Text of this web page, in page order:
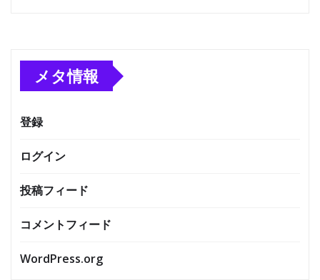
メタ情報
登録
ログイン
投稿フィード
コメントフィード
WordPress.org